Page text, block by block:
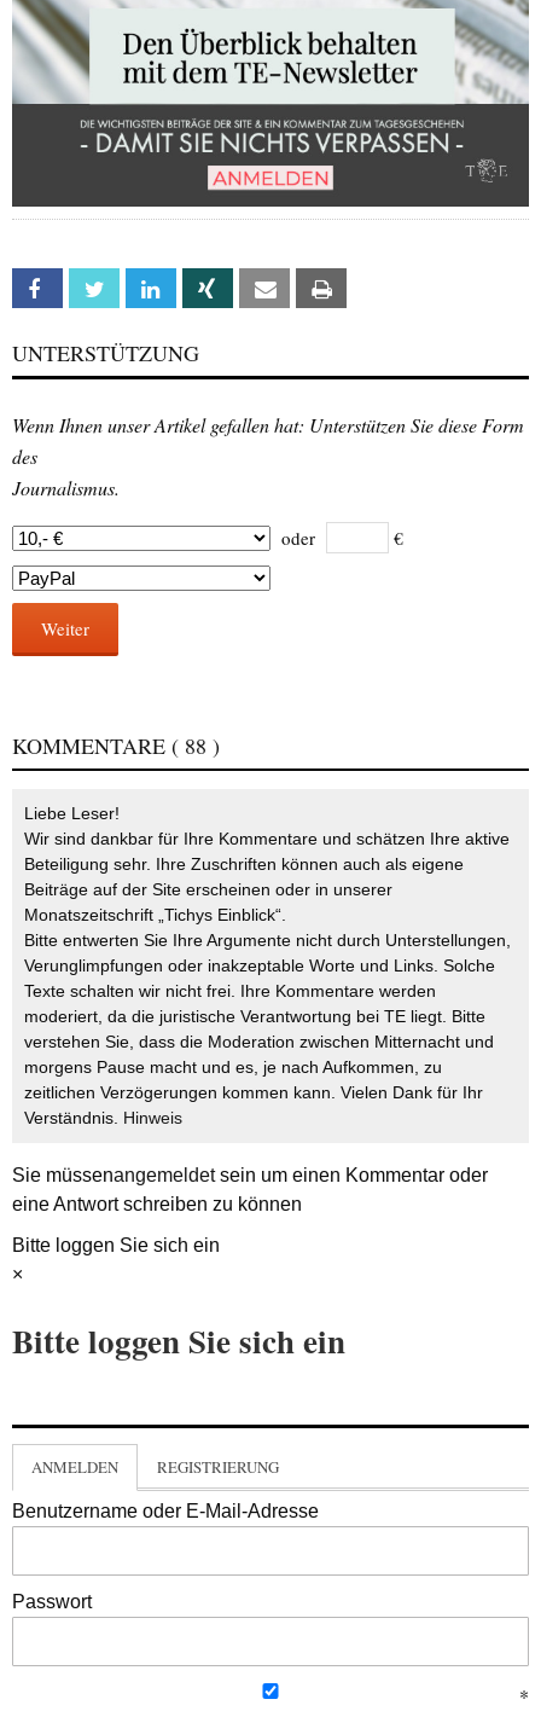
Facebook Twitter Linkedin Xing Email
UNTERSTÜTZUNG
Wenn Ihnen unser Artikel gefallen hat: Unterstützen Sie diese Form
des
Journalismus.
oder €
Weiter
KOMMENTARE ( 88 )
Liebe Leser!
Wir sind dankbar für Ihre Kommentare und schätzen Ihre aktive
Beteiligung sehr. Ihre Zuschriften können auch als eigene
Beiträge auf der Site erscheinen oder in unserer
Monatszeitschrift „Tichys Einblick“.
Bitte entwerten Sie Ihre Argumente nicht durch Unterstellungen,
Verunglimpfungen oder inakzeptable Worte und Links. Solche
Texte schalten wir nicht frei. Ihre Kommentare werden
moderiert, da die juristische Verantwortung bei TE liegt. Bitte
verstehen Sie, dass die Moderation zwischen Mitternacht und
morgens Pause macht und es, je nach Aufkommen, zu
zeitlichen Verzögerungen kommen kann. Vielen Dank für Ihr
Verständnis. Hinweis
Sie müssenangemeldetsein um einen Kommentar oder
eine Antwort schreiben zu können
Bitte loggen Sie sich ein
×
Bitte loggen Sie sich ein
ANMELDEN REGISTRIERUNG
Benutzername oder E-Mail-Adresse
Passwort